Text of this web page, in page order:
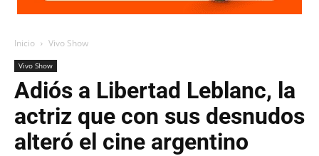
Inicio Vivo Show
Vivo Show
Adiós a Libertad Leblanc, la
actriz que con sus desnudos
alteró el cine argentino